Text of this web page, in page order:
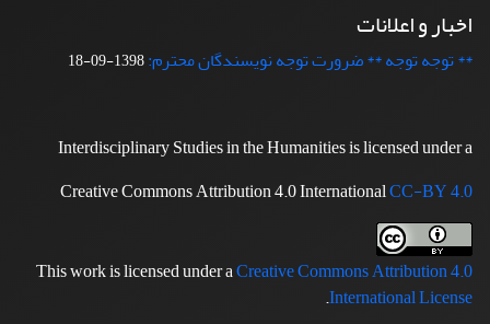
اخبار و اعلانات
** توجه توجه ** ضرورت توجه نویسندگان محترم:1398-09-18
Interdisciplinary Studies in the Humanities is licensed under a
Creative Commons Attribution 4.0 InternationalCC-BY 4.0
This work is licensed under aCreative Commons Attribution 4.0
International License
.